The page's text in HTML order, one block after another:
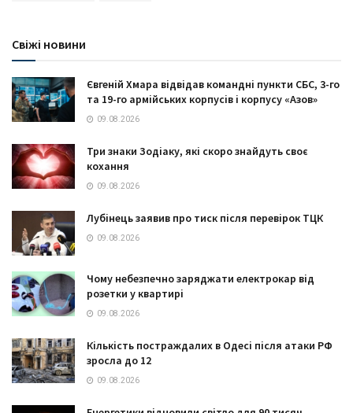
Свіжі новини
Євгеній Хмара відвідав командні пункти СБС, 3-го
та 19-го армійських корпусів і корпусу «Азов»
09.08.2026
Три знаки Зодіаку, які скоро знайдуть своє
кохання
09.08.2026
Лубінець заявив про тиск після перевірок ТЦК
09.08.2026
Чому небезпечно заряджати електрокар від
розетки у квартирі
09.08.2026
Кількість постраждалих в Одесі після атаки РФ
зросла до 12
09.08.2026